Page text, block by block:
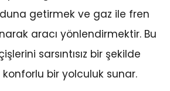
getirmek ve gaz ile fren
aracı yönlendirmektir. Bu
sarsıntısız bir şekilde
bir yolculuk sunar.